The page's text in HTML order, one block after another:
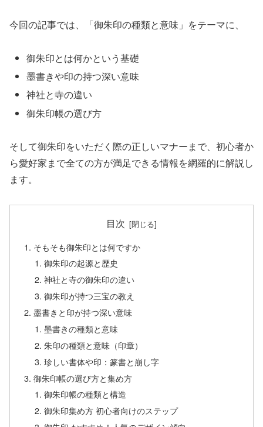
今回の記事では、「御朱印の種類と意味」をテーマに、
御朱印とは何かという基礎
墨書きや印の持つ深い意味
神社と寺の違い
御朱印帳の選び方
そして御朱印をいただく際の正しいマナーまで、初心者か
ら愛好家まで全ての方が満足できる情報を網羅的に解説し
ます。
目次
そもそも御朱印とは何ですか
御朱印の起源と歴史
神社と寺の御朱印の違い
御朱印が持つ三宝の教え
墨書きと印が持つ深い意味
墨書きの種類と意味
朱印の種類と意味（印章）
珍しい書体や印：篆書と崩し字
御朱印帳の選び方と集め方
御朱印帳の種類と構造
御朱印集め方 初心者向けのステップ